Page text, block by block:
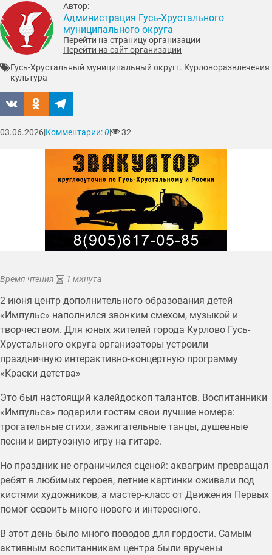
Время чтения 1 минута
2 июня центр дополнительного образования детей
«Импульс» наполнился звонким смехом, музыкой и
творчеством. Для юных жителей города Курлово Гусь-
Хрустального округа организаторы устроили
праздничную интерактивно-концертную программу
«Краски детства»
Это был настоящий калейдоскоп талантов. Воспитанники
«Импульса» подарили гостям свои лучшие номера:
трогательные стихи, зажигательные танцы, душевные
песни и виртуозную игру на гитаре.
Но праздник не ограничился сценой: аквагрим превращал
ребят в любимых героев, летние картинки оживали под
кистями художников, а мастер-класс от Движения Первых
помог освоить много нового и интересного.
В этот день было много поводов для гордости. Самым
активным воспитанникам центра были вручены
Автор:
Администрация Гусь-Хрустального
муниципального округа
Перейти на страницу организации
Перейти на сайт организации
Гусь-Хрустальный муниципальный округг. Курловоразвлечения
культура
03.06.2026|Комментарии:0| 32